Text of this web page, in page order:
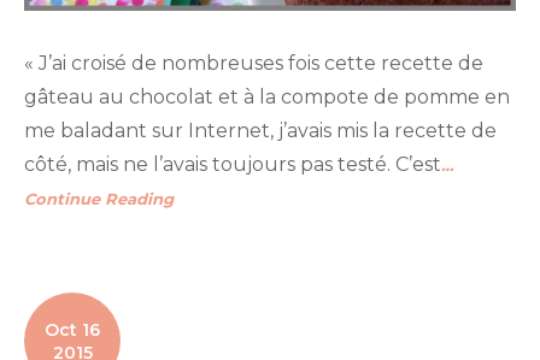
« J’ai croisé de nombreuses fois cette recette de
gâteau au chocolat et à la compote de pomme en
me baladant sur Internet, j’avais mis la recette de
côté, mais ne l’avais toujours pas testé. C’est…
Continue Reading
Oct 16
2015